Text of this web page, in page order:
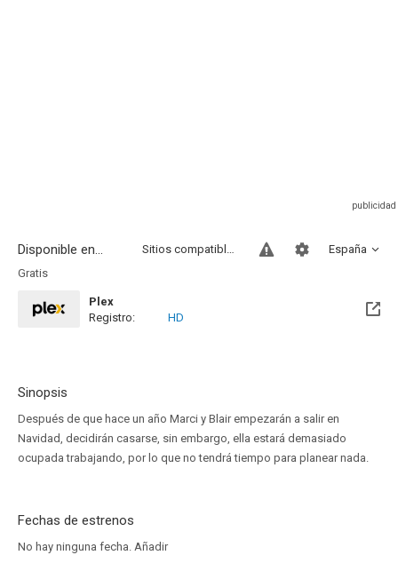
Disponible en... España
Sitios compatibles
Gratis
Plex
Registro:
HD
Sinopsis
Después de que hace un año Marci y Blair empezarán a salir en
Navidad, decidirán casarse, sin embargo, ella estará demasiado
ocupada trabajando, por lo que no tendrá tiempo para planear nada.
Fechas de estrenos
No hay ninguna fecha. Añadir